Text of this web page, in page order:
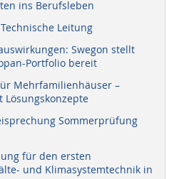
ins Berufsleben
Leitung
Swegon stellt
Portfolio bereit
Mehrfamilienhäuser –
Lösungskonzepte
Sommerprüfung
für den ersten
und Klimasystemtechnik in